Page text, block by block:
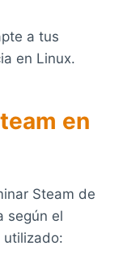
a tus
en Linux.
en
Steam de
según el
utilizado: